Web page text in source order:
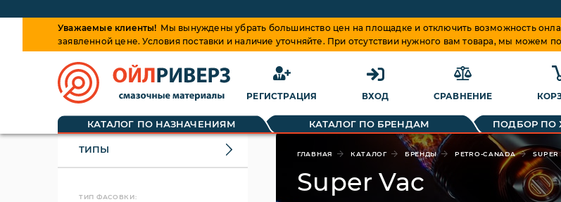
Уважаемые клиенты! Мы вынуждены убрать большинство цен на площадке и отключить возможность
заявленной цене. Условия поставки и наличие уточняйте. При отсутствии нужного вам товара, мы можем
РЕГИСТРАЦИЯ ВХОД СРАВНЕНИЕ
ПОДБОР ПО
КАТАЛОГ ПО БРЕНДАМ
КАТАЛОГ ПО НАЗНАЧЕНИЯМ
ТИПЫ
ТИП ФАСОВКИ:
ГЛАВНАЯ КАТАЛОГ БРЕНДЫ PETRO-CANADA SUPER
Super Vac